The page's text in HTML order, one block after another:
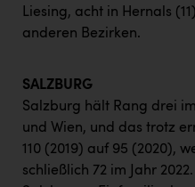
Liesing, acht in Hernals
anderen Bezirken.
SALZBURG
Salzburg hält Rang drei
und Wien, und das trotz
110 (2019) auf 95 (2020),
schließlich 72 im Jahr